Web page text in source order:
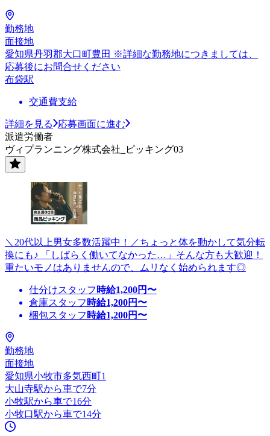
勤務地
面接地
愛知県丹羽郡大口町豊田 ※詳細な勤務地につきましては、
応募後にお問合せください
布袋駅
交通費支給
詳細を見る
応募画面に進む
派遣労働者
ヴィプランニング株式会社_ピッキング03
＼20代以上男女多数活躍中！／ちょっと体を動かして気分転
換にも♪ 「しばらく働いてなかった…」そんな方も大歓迎！
重たいモノはありませんので、ムリなく始められます◎
仕分けスタッフ 時給1,200円〜
倉庫スタッフ 時給1,200円〜
梱包スタッフ 時給1,200円〜
勤務地
面接地
愛知県小牧市多気西町1
大山寺駅から車で7分
小牧駅から車で16分
小牧口駅から車で14分